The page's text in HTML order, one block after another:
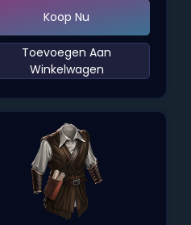
Koop Nu
‌Toevoegen Aan
Winkelwagen‌